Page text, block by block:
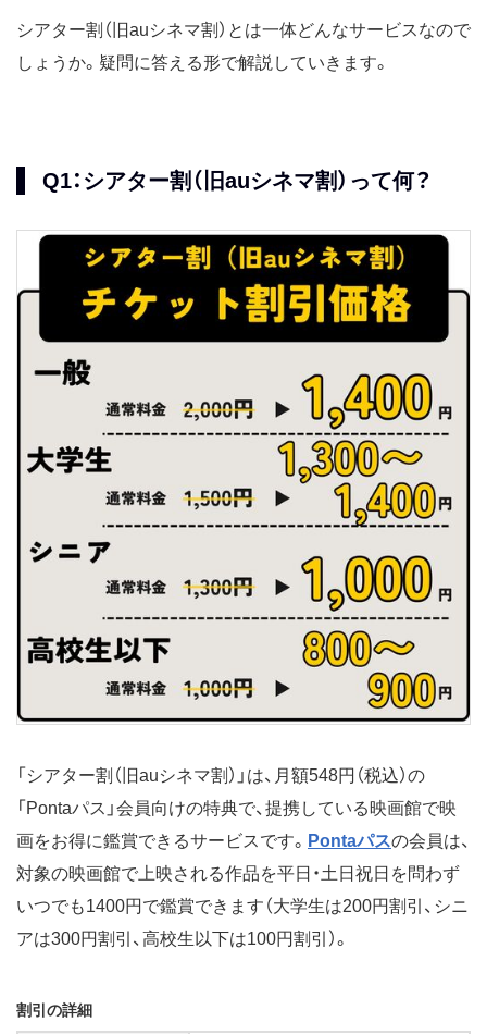
シアター割（旧auシネマ割）とは一体どんなサービスなので
しょうか。疑問に答える形で解説していきます。
Q1：シアター割（旧auシネマ割）って何？
「シアター割（旧auシネマ割）」は、月額548円（税込）の
「Pontaパス」会員向けの特典で、提携している映画館で映
画をお得に鑑賞できるサービスです。 Pontaパスの会員は、
対象の映画館で上映される作品を平日・土日祝日を問わず
いつでも1400円で鑑賞できます（大学生は200円割引、シニ
アは300円割引、高校生以下は100円割引）。
割引の詳細